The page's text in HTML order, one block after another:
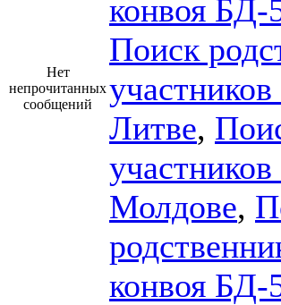
Нет
непрочитанных
сообщений
конвоя БД-
Поиск
Литве,
Молдове,
конвоя БД-